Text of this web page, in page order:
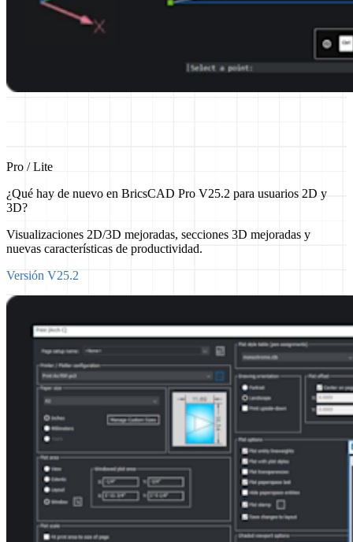
Pro / Lite
¿Qué hay de nuevo en BricsCAD Pro V25.2 para usuarios 2D y
3D?
Visualizaciones 2D/3D mejoradas, secciones 3D mejoradas y
nuevas características de productividad.
Versión V25.2